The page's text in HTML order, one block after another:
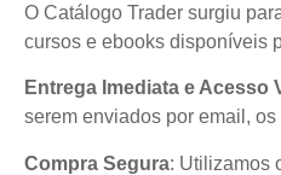
O Catálogo Trader surgiu
cursos e ebooks disponíveis
Entrega Imediata e Acesso
serem enviados por email,
Compra Segura: Utilizamos